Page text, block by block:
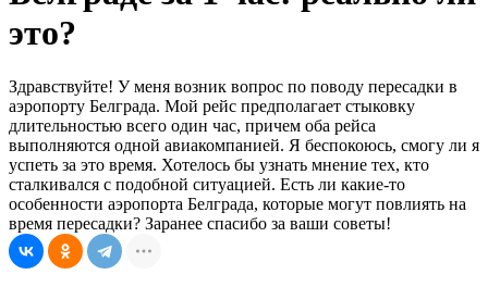
это?
Здравствуйте! У меня возник вопрос по поводу пересадки в
аэропорту Белграда. Мой рейс предполагает стыковку
длительностью всего один час, причем оба рейса
выполняются одной авиакомпанией. Я беспокоюсь, смогу ли я
успеть за это время. Хотелось бы узнать мнение тех, кто
сталкивался с подобной ситуацией. Есть ли какие-то
особенности аэропорта Белграда, которые могут повлиять на
время пересадки? Заранее спасибо за ваши советы!